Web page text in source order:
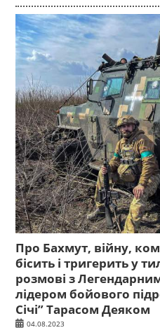
Про Бахмут, війну,
бісить і тригерить у
розмові з
лідером бойового
Січі” Тарасом Деяком
04.08.2023